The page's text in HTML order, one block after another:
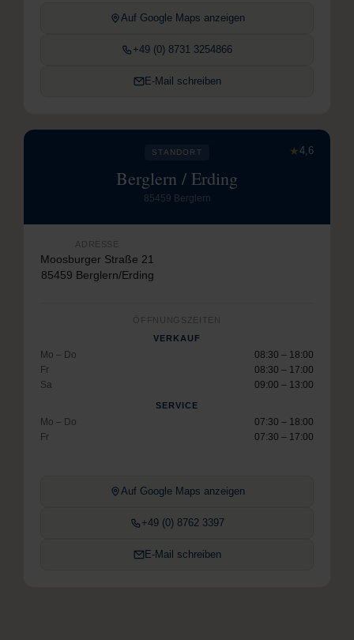
Auf Google Maps anzeigen
+49 (0) 8731 3254866
E-Mail schreiben
★4,6
STANDORT
Berglern / Erding
85459 Berglern
ADRESSE
Moosburger Straße 21
85459 Berglern/Erding
ÖFFNUNGSZEITEN
VERKAUF
Mo – Do
08:30 – 18:00
Fr
08:30 – 17:00
Sa
09:00 – 13:00
SERVICE
Mo – Do
07:30 – 18:00
Fr
07:30 – 17:00
Auf Google Maps anzeigen
+49 (0) 8762 3397
E-Mail schreiben